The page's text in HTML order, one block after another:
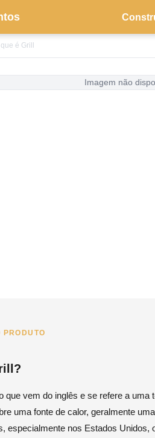
é Grill
Imagem não
PRODUTO
que vem do inglês e se refere a
uma fonte de calor, geralmente
especialmente nos Estados Unidos,